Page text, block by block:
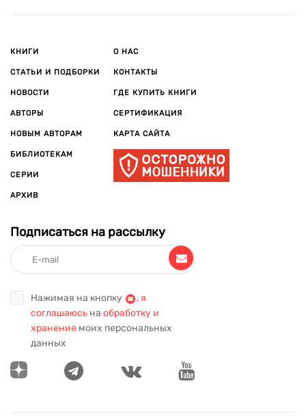
КНИГИ
СТАТЬИ И ПОДБОРКИ
НОВОСТИ
АВТОРЫ
НОВЫМ АВТОРАМ
БИБЛИОТЕКАМ
СЕРИИ
АРХИВ
О НАС
КОНТАКТЫ
ГДЕ КУПИТЬ КНИГИ
СЕРТИФИКАЦИЯ
КАРТА САЙТА
Подписаться на рассылку
Нажимая на кнопку , я
соглашаюсь на обработку и
хранение моих персональных
данных